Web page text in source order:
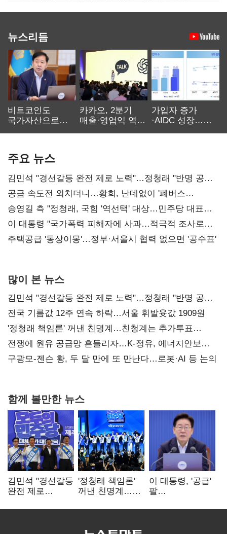
뉴스리듬
비트코인도
국가자산으로…'
카카오, 2분기
매출·영업익 역대
가입자 증가
·AIDC 성장…
주요 뉴스
김민석 "경선갈등 완전 제로 노력"…정청래 "반명 공세
사과부터"
공급 속도전 외치더니…황희, 난데없이 '폐버스
리모델링' 제안
송영길 측 "정청래, 국힘 '역선택' 대상…민주당 대표로
총선 지휘 못해"
이 대통령 "국가폭력 피해자에 사과…적극적 조사로
진실 밝혀야"
주택공급 '동상이몽'…정부·서울시 협력 없으면 '공수표'
많이 본 뉴스
김민석 "경선갈등 완전 제로 노력"…정청래 "반명 공세
사과부터"
전국 기름값 12주 연속 하락…서울 휘발윳값 1909원
'정청래 책임론' 꺼낸 친명계…친청계는 추가투표
때리기
전쟁에 원유 공급망 흔들리자…K-정유, 에너지안보
핵심으로 재부상
구광모-젠슨 황, 두 달 만에 또 만난다…로봇·AI 등 논의
함께 볼만한 뉴스
김민석 "경선갈등
완전 제로
"반명 공세
'정청래 책임론'
꺼낸 친명계…
추가투표 때리기
이 대통령, '공급'
팔
여 내부선